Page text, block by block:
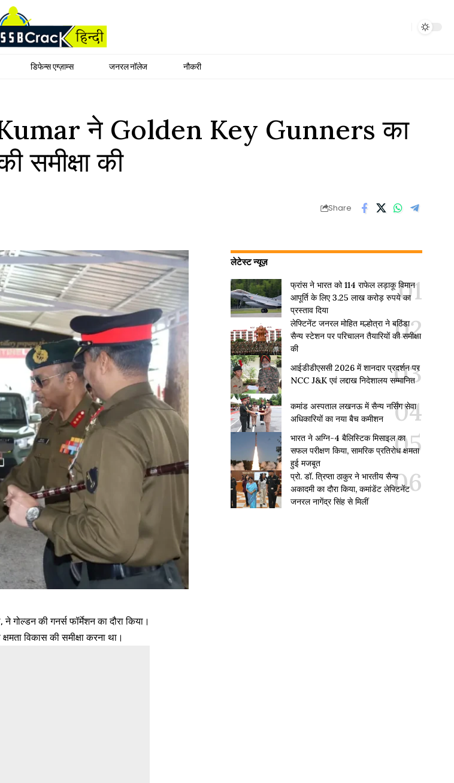
डिफेन्स एग्ज़ाम्स जनरल नॉलेज नौकरी
ने Golden Key Gunners का
समीक्षा की
Share
की गनर्स फॉर्मेशन का दौरा किया।
विकास की समीक्षा करना था।
लेटेस्ट न्यूज़
फ्रांस ने भारत को 114 राफेल लड़ाकू विमान
आपूर्ति के लिए 3.25 लाख करोड़ रुपये का
प्रस्ताव दिया
लेफ्टिनेंट जनरल मोहित मल्होत्रा ने बठिंडा
सैन्य स्टेशन पर परिचालन तैयारियों की समीक्षा
की
आईडीडीएससी 2026 में शानदार प्रदर्शन पर
NCC J&K एवं लद्दाख निदेशालय सम्मानित
कमांड अस्पताल लखनऊ में सैन्य नर्सिंग सेवा
अधिकारियों का नया बैच कमीशन
भारत ने अग्नि-4 बैलिस्टिक मिसाइल का
सफल परीक्षण किया, सामरिक प्रतिरोध क्षमता
हुई मजबूत
प्रो. डॉ. त्रिप्ता ठाकुर ने भारतीय सैन्य
अकादमी का दौरा किया, कमांडेंट लेफ्टिनेंट
जनरल नागेंद्र सिंह से मिलीं